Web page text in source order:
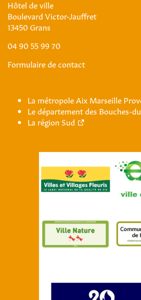
Hôtel de ville
Boulevard Victor-Jauffret
13450 Grans
04 90 55 99 70
Formulaire de contact
La métropole Aix Marseille
Le département des Bouches-
La région Sud